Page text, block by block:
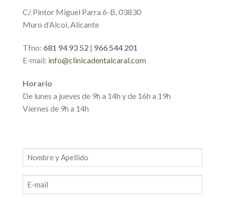
C/ Pintor Miguel Parra 6-B, 03830
Muro d’Alcoi, Alicante
Tfno: 681 94 93 52| 966 544 201
E-mail: info@clinicadentalcaral.com
Horario
De lunes a jueves de 9h a 14h y de 16h a 19h
Viernes de 9h a 14h
Nombre
y
E-
mail